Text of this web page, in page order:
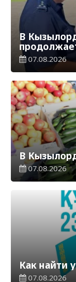
В
«Таза
07.08.2026
В
07.08.2026
Как найти
07.08.2026